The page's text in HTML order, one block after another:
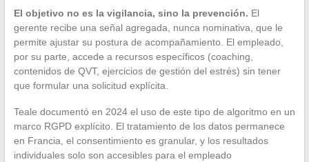
El objetivo no es la vigilancia, sino la prevención. El
gerente recibe una señal agregada, nunca nominativa, que le
permite ajustar su postura de acompañamiento. El empleado,
por su parte, accede a recursos específicos (coaching,
contenidos de QVT, ejercicios de gestión del estrés) sin tener
que formular una solicitud explícita.
Teale documentó en 2024 el uso de este tipo de algoritmo en un
marco RGPD explícito. El tratamiento de los datos permanece
en Francia, el consentimiento es granular, y los resultados
individuales solo son accesibles para el empleado